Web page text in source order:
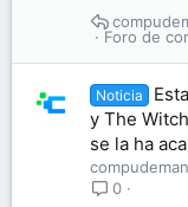
Foro de
Noticia
y The
se la ha
0